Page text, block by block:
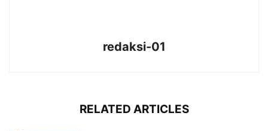
redaksi-01
RELATED ARTICLES